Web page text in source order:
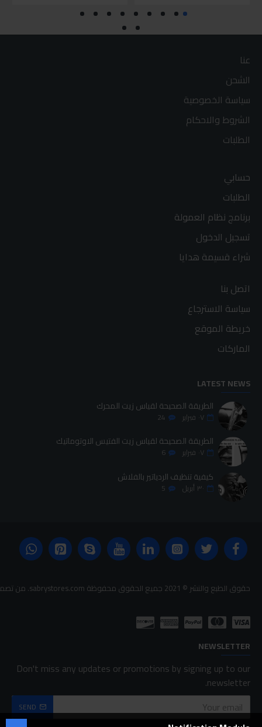
عنا
الشحن
سياسة الخصوصية
الشروط والاحكام
الطلبات
حسابي
الطلبات
برنامج نظام العمولة
تسجيل الدخول
شراء قسيمة هدايا
اتصل بنا
سياسة الاسترجاع
خريطة الموقع
الماركات
LATEST NEWS
الطريقة الصحيحة لقياس زيت المحرك
٠٧ فبراير 24
الطريقة الصحيحة لقياس زيت الفتيس الاوتوماتيك
٠٧ فبراير 6
كيفية تنظيف الردياتير بالفلاش
٣٠ أبريل 5
حقوق الطبع والنشر © 2021 جميع الحقوق محفوظة sabrystores.com. من تصميم-
NEWSLETTER
Don't miss any updates or promotions by signing up to our
newsletter.
SEND